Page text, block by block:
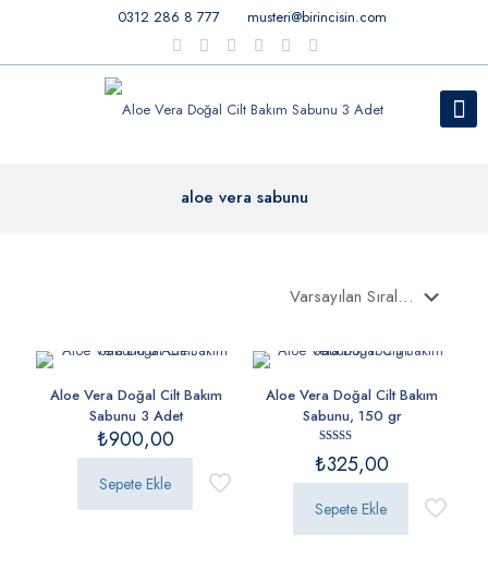
0312 286 8 777 musteri@birincisin.com
aloe vera sabunu
Aloe Vera Doğal Cilt Bakım
Sabunu 3 Adet
₺900,00
Sepete Ekle
Aloe Vera Doğal Cilt Bakım
Sabunu, 150 gr
5.00
oy aldı
₺325,00
Sepete Ekle